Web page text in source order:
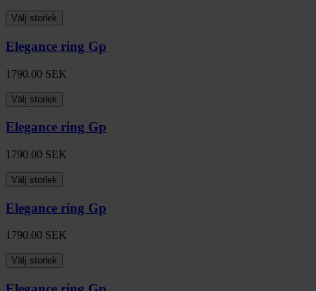
Välj storlek
Elegance ring Gp
1790.00 SEK
Välj storlek
Elegance ring Gp
1790.00 SEK
Välj storlek
Elegance ring Gp
1790.00 SEK
Välj storlek